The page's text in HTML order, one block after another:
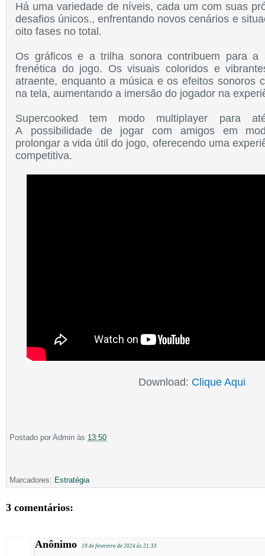
Há uma variedade de níveis, cada um com suas
desafios únicos., enfrentando novos cenários e
oito fases no total.
Os gráficos e a trilha sonora contribuem para a
frenética do jogo. Os visuais coloridos e
atraente, enquanto a música e os efeitos sonoros
na tela, aumentando a imersão do jogador na
Supercookedtem modo multiplayer para
A possibilidade de jogar com amigos em
prolongar a vida útil do jogo, oferecendo uma
competitiva.
Download: Clique Aqui
Postado por Admin às 13:50
Marcadores: Estratégia
3 comentários:
Anônimo 19 de fevereiro de 2024 às 21:33